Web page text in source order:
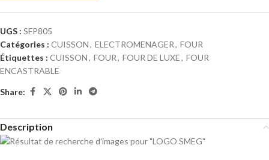
UGS : SFP805
Catégories : CUISSON, ELECTROMENAGER, FOUR
Étiquettes : CUISSON, FOUR, FOUR DE LUXE, FOUR
ENCASTRABLE
Share:
Description